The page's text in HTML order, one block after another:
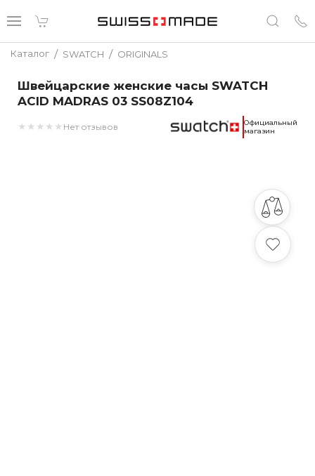
Каталог / SWATCH / ORIGINALS
Швейцарские женские часы SWATCH
ACID MADRAS 03 SS08Z104
★ ★ ★ ★ ★ Нет отзывов
Официальный
магазин